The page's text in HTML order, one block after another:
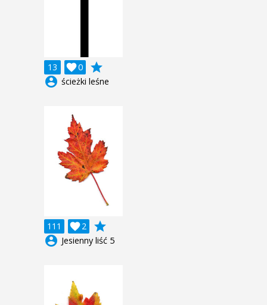
13 0

grade
account_circle ścieżki leśne
111 2

grade
account_circle Jesienny liść 5